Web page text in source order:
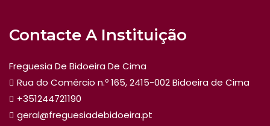
Contacte A Instituição
Freguesia De Bidoeira De Cima
Rua do Comércio n.º 165, 2415-002 Bidoeira de Cima
+351244721190
geral@freguesiadebidoeira.pt